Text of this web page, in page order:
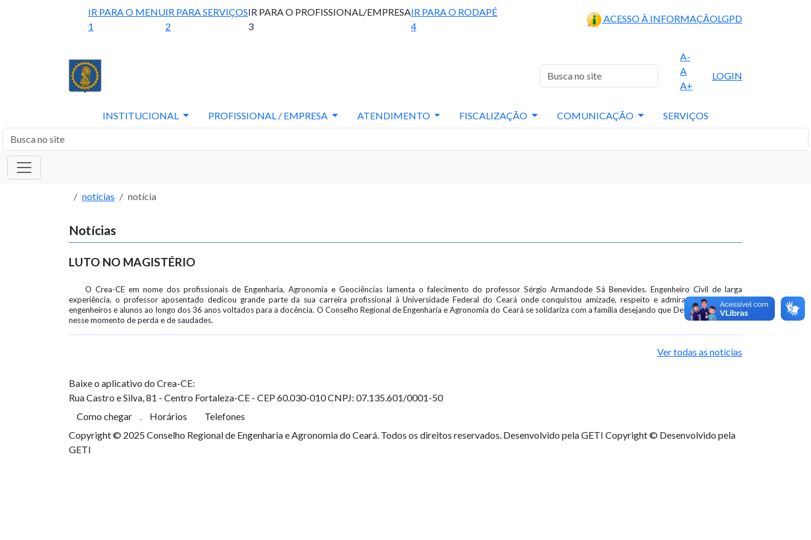
IR PARA O MENU
1
IR PARA SERVIÇOS
2
IR PARA O PROFISSIONAL/EMPRESA
3
IR PARA O RODAPÉ
4
ACESSO À INFORMAÇÃOLGPD
A-
A
A+
LOGIN
INSTITUCIONAL PROFISSIONAL / EMPRESA ATENDIMENTO FISCALIZAÇÃO COMUNICAÇÃO SERVIÇOS
notícias notícia
Notícias
LUTO NO MAGISTÉRIO
O Crea-CE em nome dos profissionais de Engenharia, Agronomia e Geociências lamenta o falecimento do professor Sérgio Armandode Sá Benevides. Engenheiro Civil de larga
experiência, o professor aposentado dedicou grande parte da sua carreira profissional à Universidade Federal do Ceará onde conquistou amizade, respeito e admiração de colegas
engenheiros e alunos ao longo dos 36 anos voltados para a docência. O Conselho Regional de Engenharia e Agronomia do Ceará se solidariza com a família desejando que Deus dê o conforto
nesse momento de perda e de saudades.
Ver todas as notícias
Baixe o aplicativo do Crea-CE:
Rua Castro e Silva, 81 - Centro Fortaleza-CE - CEP 60.030-010CNPJ: 07.135.601/0001-50
Como chegar
Horários
Telefones
Copyright © 2025 Conselho Regional de Engenharia e Agronomia do Ceará. Todos os direitos reservados. Desenvolvido pela GETI Copyright © Desenvolvido pela
GETI